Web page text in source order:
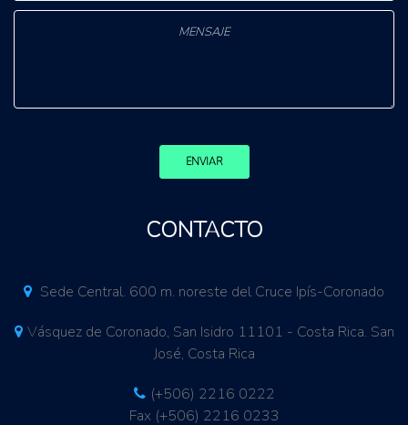
ENVIAR
CONTACTO
Sede Central. 600 m. noreste del Cruce Ipís-Coronado
Vásquez de Coronado, San Isidro 11101 - Costa Rica. San
José, Costa Rica
(+506) 2216 0222
Fax (+506) 2216 0233